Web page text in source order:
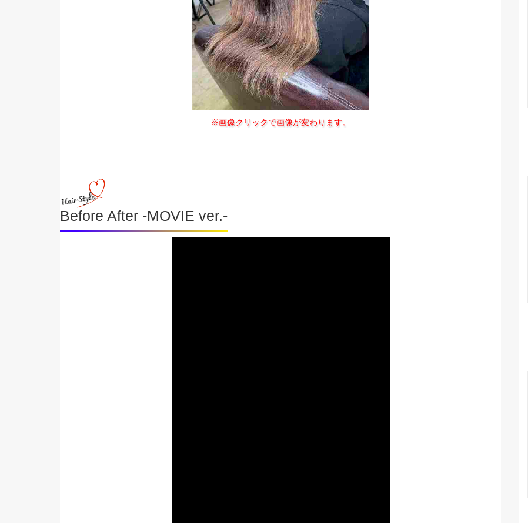
※画像クリックで画像が変わります。
Before After -MOVIE ver.-